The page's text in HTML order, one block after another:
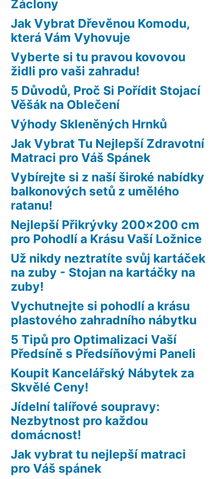
Záclony
Jak Vybrat Dřevěnou Komodu,
která Vám Vyhovuje
Vyberte si tu pravou kovovou
židli pro vaši zahradu!
5 Důvodů, Proč Si Pořídit Stojací
Věšák na Oblečení
Výhody Skleněných Hrnků
Jak Vybrat Tu Nejlepší Zdravotní
Matraci pro Váš Spánek
Vybírejte si z naší široké nabídky
balkonových setů z umělého
ratanu!
Nejlepší Přikrývky 200×200 cm
pro Pohodlí a Krásu Vaší Ložnice
Už nikdy neztratíte svůj kartáček
na zuby - Stojan na kartáčky na
zuby!
Vychutnejte si pohodlí a krásu
plastového zahradního nábytku
5 Tipů pro Optimalizaci Vaší
Předsíně s Předsíňovými Paneli
Koupit Kancelářský Nábytek za
Skvělé Ceny!
Jídelní talířové soupravy:
Nezbytnost pro každou
domácnost!
Jak vybrat tu nejlepší matraci
pro Váš spánek